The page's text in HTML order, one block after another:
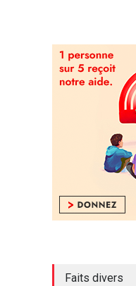
Faits divers